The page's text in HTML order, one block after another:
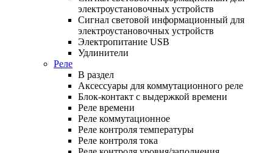
электроустановочных устройств
Сигнал световой информационный для
электроустановочных устройств
Электропитание USB
Удлинители
Реле
В раздел
Аксессуары для коммутационного реле
Блок-контакт с выдержкой времени
Реле времени
Реле коммутационное
Реле контроля температуры
Реле контроля тока